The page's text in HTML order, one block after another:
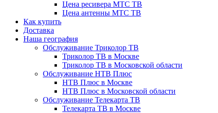
Цена ресивера МТС ТВ
Цена антенны МТС ТВ
Как купить
Доставка
Наша география
Обслуживание Триколор ТВ
Триколор ТВ в Москве
Триколор ТВ в Московской области
Обслуживание НТВ Плюс
НТВ Плюс в Москве
НТВ Плюс в Московской области
Обслуживание Телекарта ТВ
Телекарта ТВ в Москве